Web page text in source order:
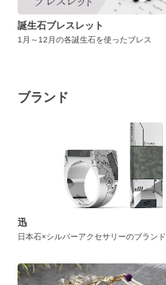
誕生石ブレスレット
1月～12月の各誕生石を使ったブレス
ブランド
迅
日本石×シルバーアクセサリーのブランド